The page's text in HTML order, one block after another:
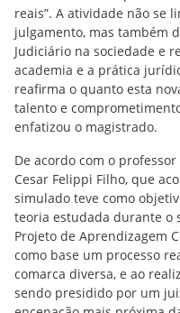
reais”. A atividade não se
julgamento, mas também
Judiciário na sociedade e
academia e a prática
reafirma o quanto esta
talento e
enfatizou o magistrado.
De acordo com o
Cesar Felippi Filho, que
simulado teve como
teoria estudada durante o
Projeto de Aprendizagem
como base um processo
comarca diversa, e ao
sendo presidido por um